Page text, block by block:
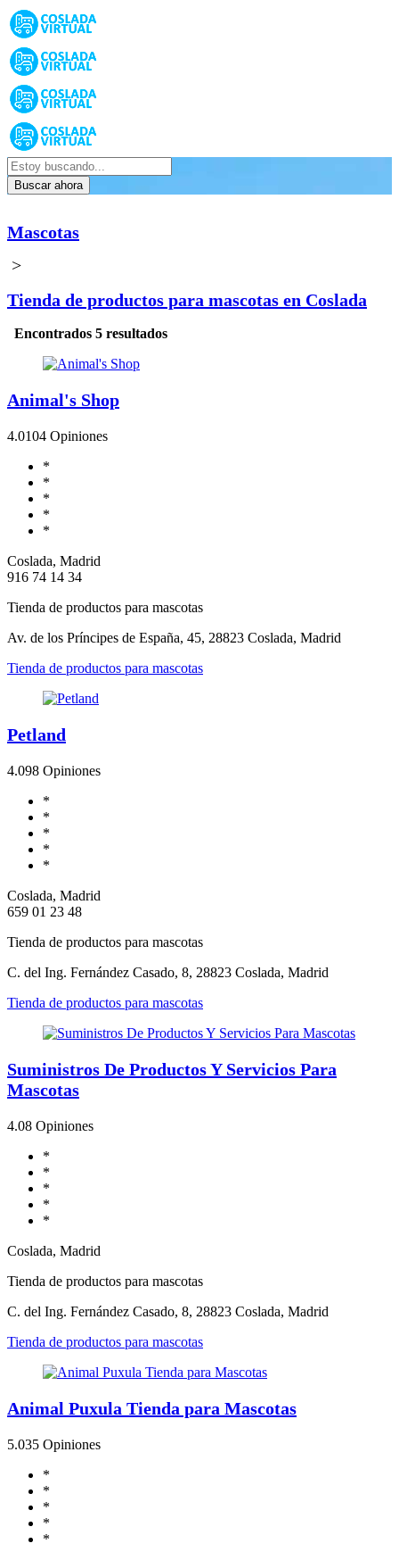
Buscar ahora
Mascotas
>
Tienda de productos para mascotas en Coslada
Encontrados 5 resultados
Animal's Shop
4.0104 Opiniones
*
*
*
*
*
Coslada, Madrid
916 74 14 34
Tienda de productos para mascotas
Av. de los Príncipes de España, 45, 28823 Coslada, Madrid
Tienda de productos para mascotas
Petland
4.098 Opiniones
*
*
*
*
*
Coslada, Madrid
659 01 23 48
Tienda de productos para mascotas
C. del Ing. Fernández Casado, 8, 28823 Coslada, Madrid
Tienda de productos para mascotas
Suministros De Productos Y Servicios Para
Mascotas
4.08 Opiniones
*
*
*
*
*
Coslada, Madrid
Tienda de productos para mascotas
C. del Ing. Fernández Casado, 8, 28823 Coslada, Madrid
Tienda de productos para mascotas
Animal Puxula Tienda para Mascotas
5.035 Opiniones
*
*
*
*
*